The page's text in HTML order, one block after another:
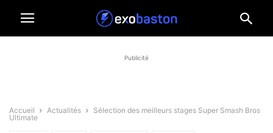
Publicité
Accueil Actualités
Sélection des meilleurs stages Super Smash Bros
Ultimate